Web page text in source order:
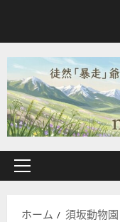
を
ス
キ
ッ
プ
メ
ン
ホーム 須坂動物園